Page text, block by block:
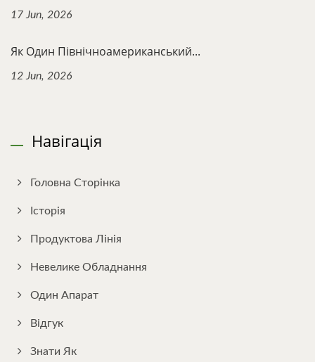
17 Jun, 2026
Як Один Північноамериканський...
12 Jun, 2026
Навігація
Головна Сторінка
Історія
Продуктова Лінія
Невелике Обладнання
Один Апарат
Відгук
Знати Як